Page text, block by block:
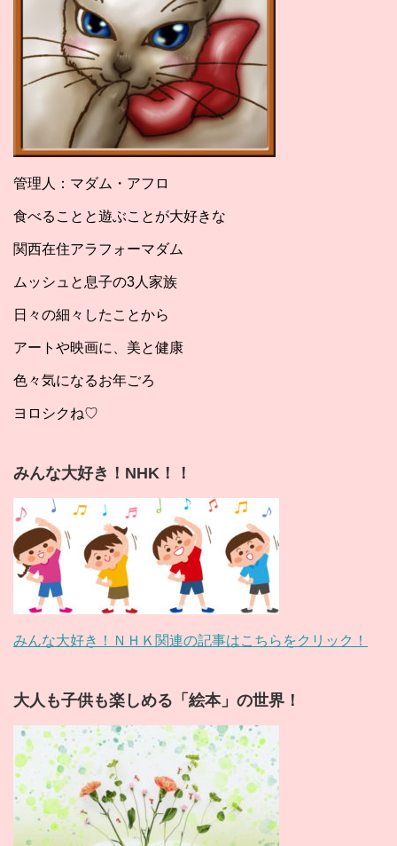
管理人：マダム・アフロ
食べることと遊ぶことが大好きな
関西在住アラフォーマダム
ムッシュと息子の3人家族
日々の細々したことから
アートや映画に、美と健康
色々気になるお年ごろ
ヨロシクね♡
みんな大好き！NHK！！
みんな大好き！ＮＨＫ関連の記事はこちらをクリック！
大人も子供も楽しめる「絵本」の世界！